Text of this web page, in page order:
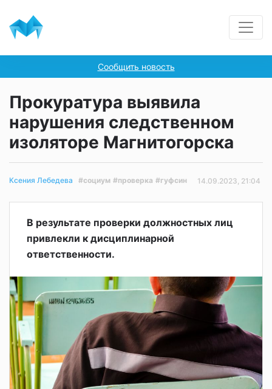
Сообщить новость
Прокуратура выявила
нарушения следственном
изоляторе Магнитогорска
Ксения Лебедева #социум #проверка #гуфсин 14.09.2023, 21:04
В результате проверки должностных лиц
привлекли к дисциплинарной
ответственности.